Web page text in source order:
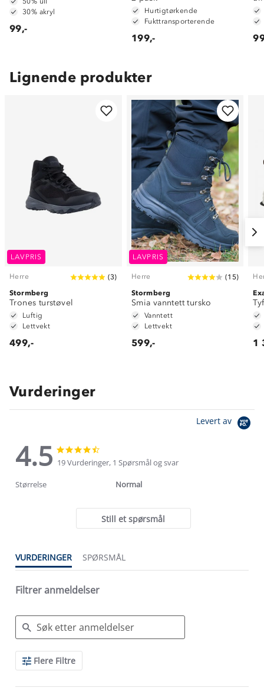
30% akryl
99,-
Hurtigtørkende
Fukttransporterende
199,-
Lignende produkter
LAVPRIS
Herre (3)
Stormberg
Trones turstøvel
Luftig
Lettvekt
499,-
LAVPRIS
Herre (15)
Stormberg
Smia vanntett tursko
Vanntett
Lettvekt
599,- 1
Vurderinger
Levert av
4.5
4.5
star
rating
star
rating
19 Vurderinger, 1 Spørsmål og svar
Størrelse Normal
Still et spørsmål
VURDERINGER SPØRSMÅL
Filtrer anmeldelser
Search
ReviewsFlere Filtre